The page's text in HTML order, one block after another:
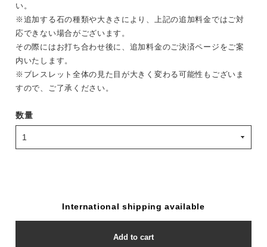
い。
※追加する石の種類や大きさにより、上記の追加料金ではご対
応できない場合がございます。
その際にはお打ち合わせ後に、追加料金のご決済ページをご案
内いたします。
※ブレスレット全体の見た目が大きく変わる可能性もございま
すので、ご了承ください。
数量
International shipping available
Add to cart